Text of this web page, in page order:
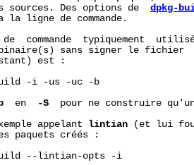
sources. Des options de
dpkg-
la ligne de commande.
commande  typiquement
sans signer le
est :
-i -us -uc -b
  en
-S
pour ne construire
appelant
lintian (et lui
paquets créés :
--lintian-opts -i